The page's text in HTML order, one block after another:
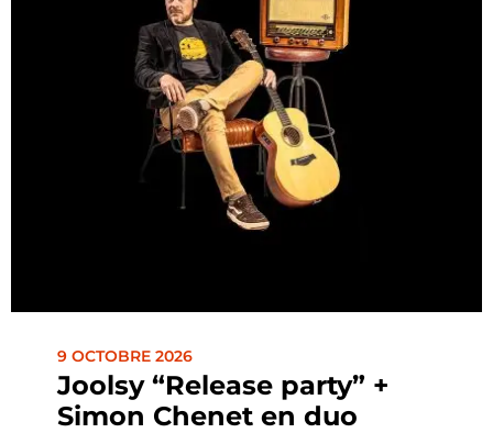
9 OCTOBRE 2026
Joolsy “Release party” +
Simon Chenet en duo